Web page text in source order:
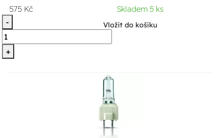
575 Kč
Skladem 5 ks
-
+
Vložit do košíku